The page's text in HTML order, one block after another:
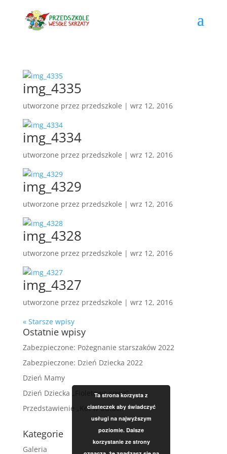
img_4335
utworzone przez przedszkole | wrz 12, 2016
img_4334
utworzone przez przedszkole | wrz 12, 2016
img_4329
utworzone przez przedszkole | wrz 12, 2016
img_4328
utworzone przez przedszkole | wrz 12, 2016
img_4327
utworzone przez przedszkole | wrz 12, 2016
« Starsze wpisy
Ostatnie wpisy
Zabezpieczone: Pożegnanie starszaków 2022
Zabezpieczone: Dzień Dziecka 2022
Dzień Mamy
Dzień Dziecka „Fioletowa sowa”
Przedstawienie „Kot w butach”
Kategorie
Galeria
Ta strona korzysta z
ciasteczek aby świadczyć
usługi na najwyższym
poziomie. Dalsze
korzystanie ze strony